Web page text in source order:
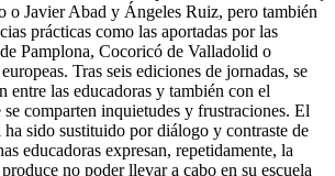
o Javier Abad y Ángeles Ruiz, pero también
prácticas como las aportadas por las
Pam­plona, Cocoricó de Valladolid o
Tras seis ediciones de jornadas, se
entre las educadoras y también con el
comparten inquietudes y frustraciones. El
sido sustituido por diálogo y contraste de
educadoras expresan, repetidamente, la
no poder llevar a cabo en su escuela